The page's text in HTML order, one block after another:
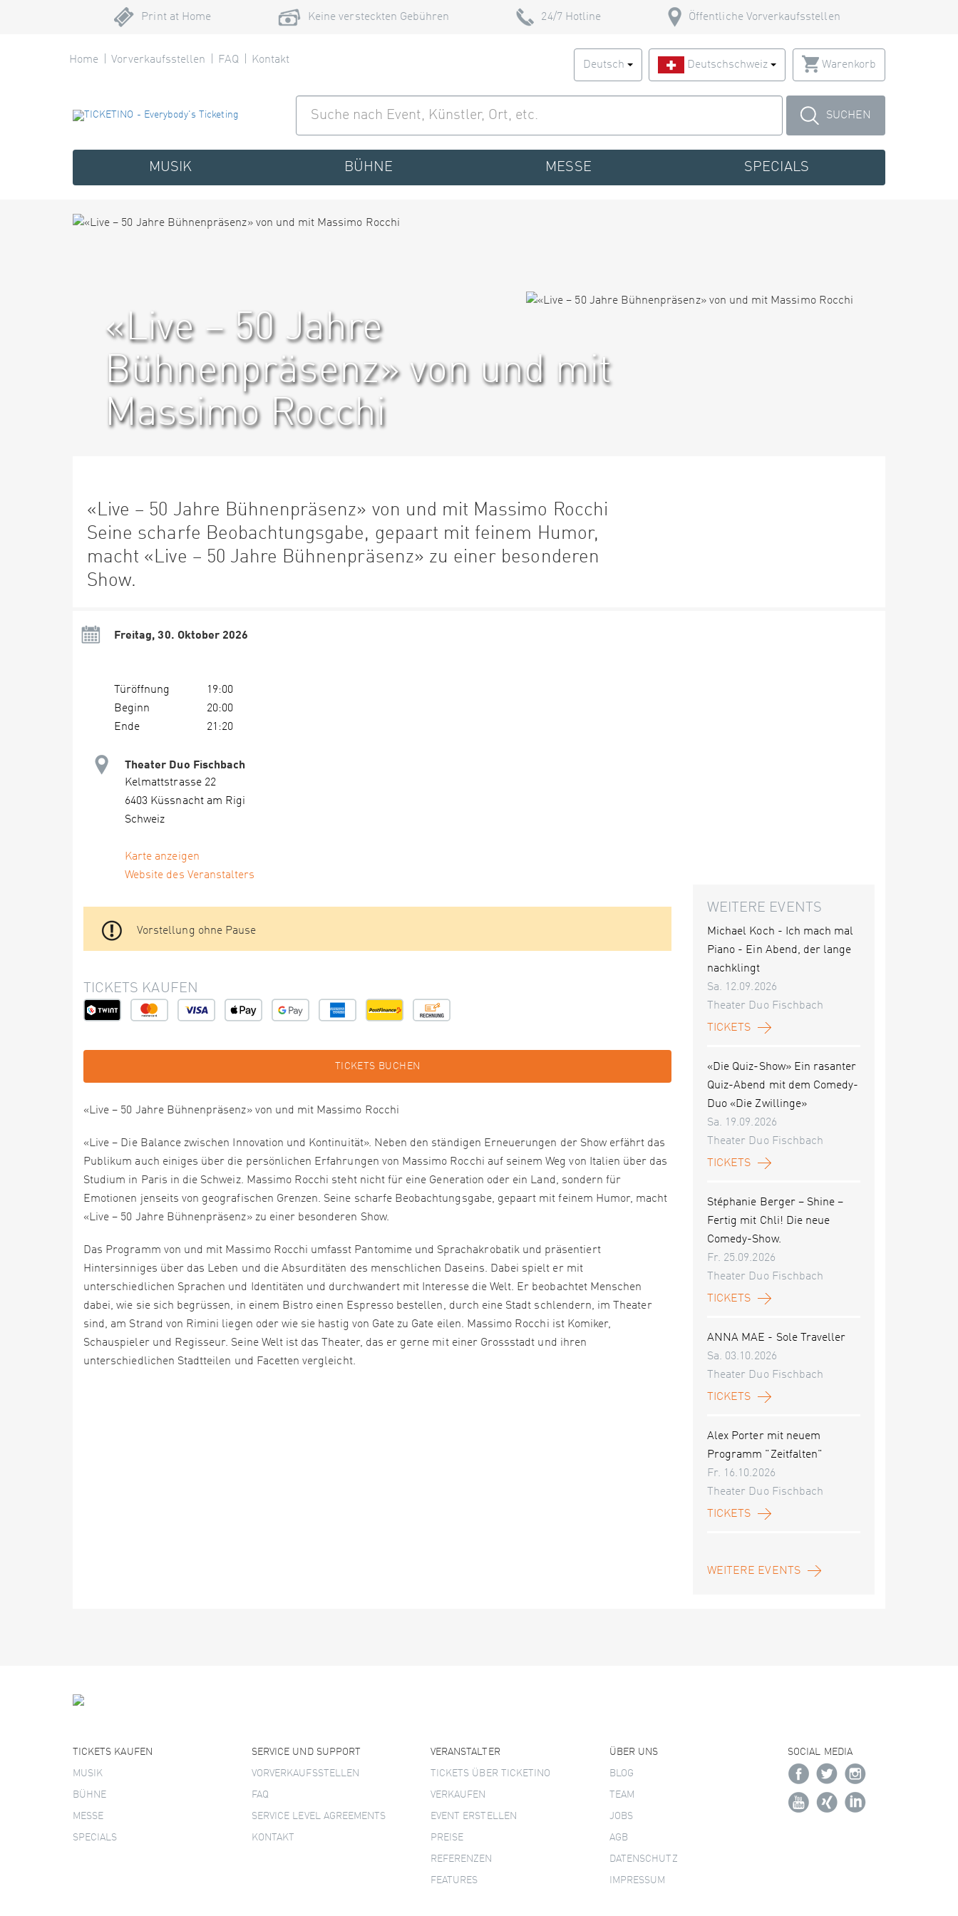
Print at Home Keine versteckten Gebühren 24/7 Hotline Öffentliche Vorverkaufsstellen
Home Vorverkaufsstellen FAQ Kontakt Deutsch Deutschschweiz Warenkorb
SUCHEN
MUSIK BÜHNE MESSE SPECIALS
«Live – 50 Jahre
Bühnenpräsenz» von und mit
Massimo Rocchi
«Live – 50 Jahre Bühnenpräsenz» von und mit Massimo Rocchi
Seine scharfe Beobachtungsgabe, gepaart mit feinem Humor,
macht «Live – 50 Jahre Bühnenpräsenz» zu einer besonderen
Show.
Freitag, 30. Oktober 2026
Türöffnung
19:00
Beginn
20:00
Ende
21:20
Theater Duo Fischbach
Kelmattstrasse 22
6403 Küssnacht am Rigi
Schweiz
Karte anzeigen
Website des Veranstalters
Vorstellung ohne Pause
TICKETS KAUFEN
TICKETS BUCHEN
«Live – 50 Jahre Bühnenpräsenz» von und mit Massimo Rocchi
«Live – Die Balance zwischen Innovation und Kontinuität». Neben den ständigen Erneuerungen der Show erfährt das
Publikum auch einiges über die persönlichen Erfahrungen von Massimo Rocchi auf seinem Weg von Italien über das
Studium in Paris in die Schweiz. Massimo Rocchi steht nicht für eine Generation oder ein Land, sondern für
Emotionen jenseits von geografischen Grenzen. Seine scharfe Beobachtungsgabe, gepaart mit feinem Humor, macht
«Live – 50 Jahre Bühnenpräsenz» zu einer besonderen Show.
Das Programm von und mit Massimo Rocchi umfasst Pantomime und Sprachakrobatik und präsentiert
Hintersinniges über das Leben und die Absurditäten des menschlichen Daseins. Dabei spielt er mit
unterschiedlichen Sprachen und Identitäten und durchwandert mit Interesse die Welt. Er beobachtet Menschen
dabei, wie sie sich begrüssen, in einem Bistro einen Espresso bestellen, durch eine Stadt schlendern, im Theater
sind, am Strand von Rimini liegen oder wie sie hastig von Gate zu Gate eilen. Massimo Rocchi ist Komiker,
Schauspieler und Regisseur. Seine Welt ist das Theater, das er gerne mit einer Grossstadt und ihren
unterschiedlichen Stadtteilen und Facetten vergleicht.
WEITERE EVENTS
Michael Koch - Ich mach mal
Piano - Ein Abend, der lange
nachklingt
Sa. 12.09.2026
Theater Duo Fischbach
TICKETS
«Die Quiz-Show» Ein rasanter
Quiz-Abend mit dem Comedy-
Duo «Die Zwillinge»
Sa. 19.09.2026
Theater Duo Fischbach
TICKETS
Stéphanie Berger – Shine –
Fertig mit Chli! Die neue
Comedy-Show.
Fr. 25.09.2026
Theater Duo Fischbach
TICKETS
ANNA MAE - Sole Traveller
Sa. 03.10.2026
Theater Duo Fischbach
TICKETS
Alex Porter mit neuem
Programm "Zeitfalten"
Fr. 16.10.2026
Theater Duo Fischbach
TICKETS
WEITERE EVENTS
TICKETS KAUFEN
MUSIK
BÜHNE
MESSE
SPECIALS
SERVICE UND SUPPORT
VORVERKAUFSSTELLEN
FAQ
SERVICE LEVEL AGREEMENTS
KONTAKT
VERANSTALTER
TICKETS ÜBER TICKETINO
VERKAUFEN
EVENT ERSTELLEN
PREISE
REFERENZEN
FEATURES
ÜBER UNS
BLOG
TEAM
JOBS
AGB
DATENSCHUTZ
IMPRESSUM
SOCIAL MEDIA